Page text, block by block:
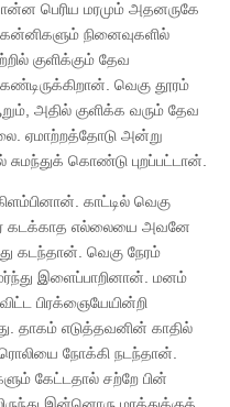
பெரிய மரமும் அதனருகே
நினைவுகளில்
குளிக்கும் தேவ
வெகு தூரம்
அதில் குளிக்க வரும் தேவ
ஏமாற்றத்தோடு அன்று
கொண்டு புறப்பட்டான்.
காட்டில் வெகு
கடக்காத எல்லையை அவனே
கடந்தான். வெகு நேரம்
இளைப்பாறினான். மனம்
பிரக்ஞையேயின்றி
தாகம் எடுத்தவனின் காதில்
நோக்கி நடந்தான்.
கேட்டதால் சற்றே பின்